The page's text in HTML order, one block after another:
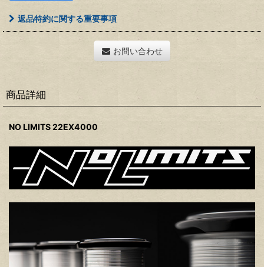
返品特約に関する重要事項
お問い合わせ
商品詳細
NO LIMITS 22EX4000